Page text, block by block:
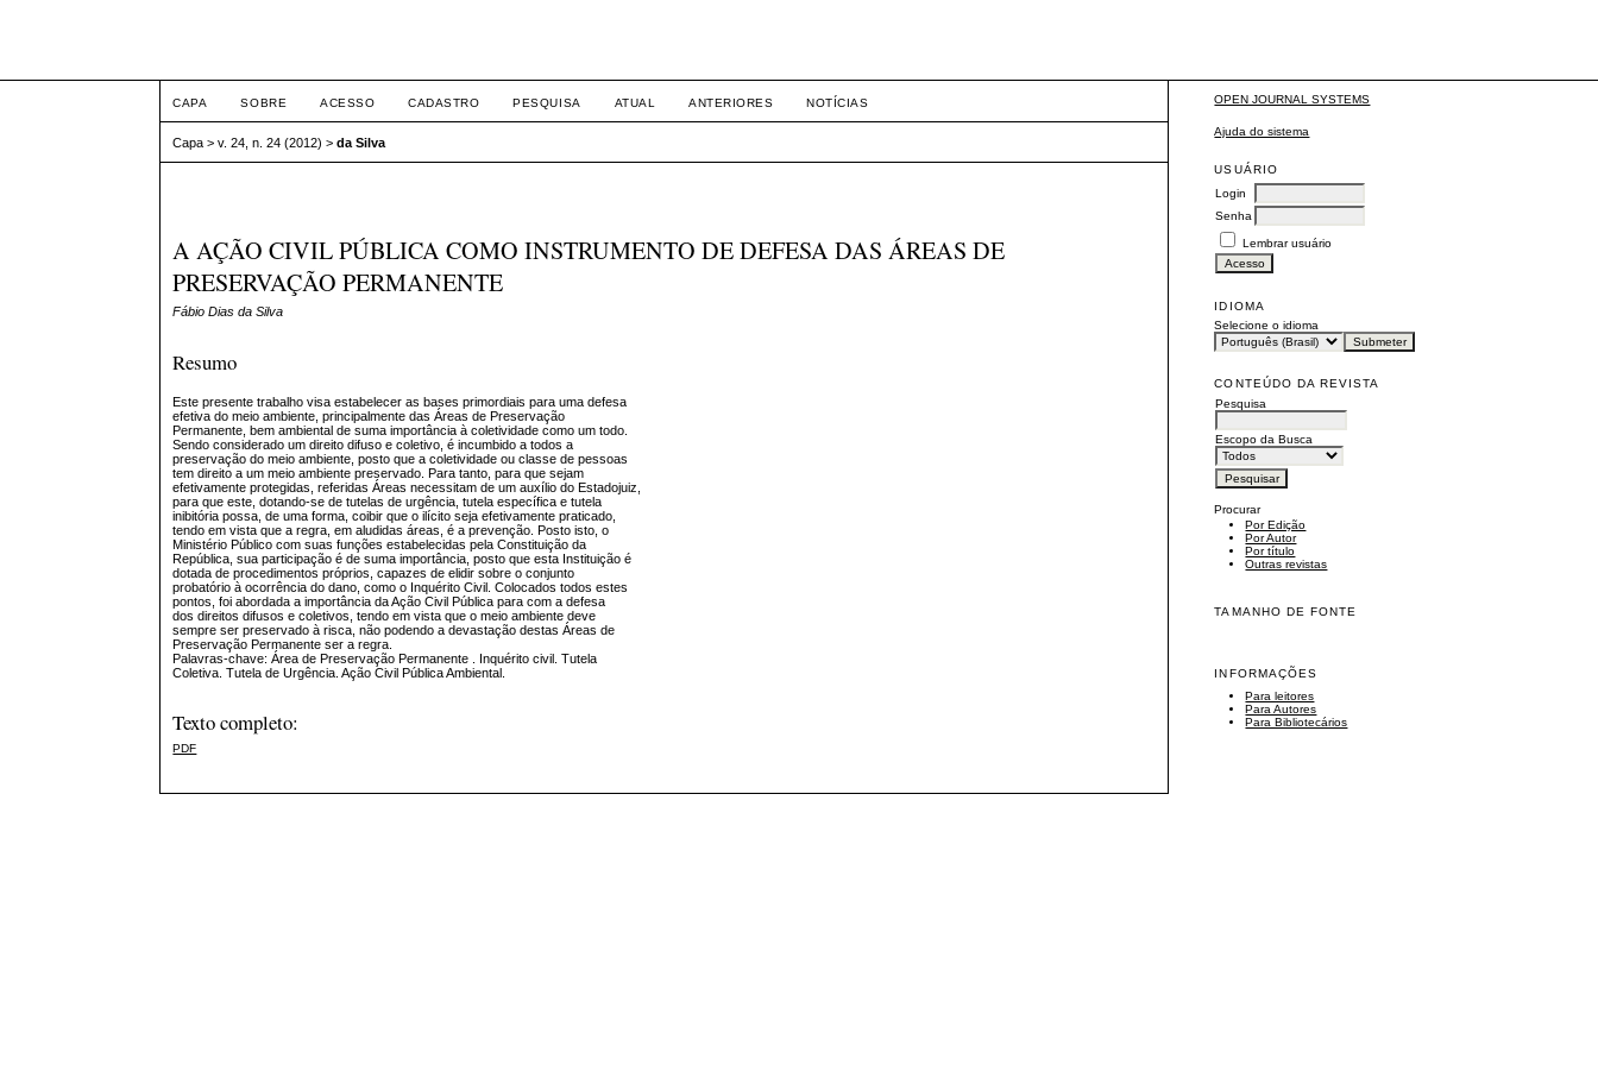
OPEN JOURNAL SYSTEMS
Ajuda do sistema
USUÁRIO
Login
Senha
Lembrar usuário
IDIOMA
Selecione o idioma
CONTEÚDO DA REVISTA
Pesquisa
Escopo da Busca
Procurar
Por Edição
Por Autor
Por título
Outras revistas
TAMANHO DE FONTE
INFORMAÇÕES
Para leitores
Para Autores
Para Bibliotecários
CAPA SOBRE ACESSO CADASTRO PESQUISA ATUAL ANTERIORES NOTÍCIAS
Capa >v. 24, n. 24 (2012) >da Silva
A AÇÃO CIVIL PÚBLICA COMO INSTRUMENTO DE DEFESA DAS ÁREAS DE
PRESERVAÇÃO PERMANENTE
Fábio Dias da Silva
Resumo
Este presente trabalho visa estabelecer as bases primordiais para uma defesa
efetiva do meio ambiente, principalmente das Áreas de Preservação
Permanente, bem ambiental de suma importância à coletividade como um todo.
Sendo considerado um direito difuso e coletivo, é incumbido a todos a
preservação do meio ambiente, posto que a coletividade ou classe de pessoas
tem direito a um meio ambiente preservado. Para tanto, para que sejam
efetivamente protegidas, referidas Áreas necessitam de um auxílio do Estadojuiz,
para que este, dotando-se de tutelas de urgência, tutela específica e tutela
inibitória possa, de uma forma, coibir que o ilícito seja efetivamente praticado,
tendo em vista que a regra, em aludidas áreas, é a prevenção. Posto isto, o
Ministério Público com suas funções estabelecidas pela Constituição da
República, sua participação é de suma importância, posto que esta Instituição é
dotada de procedimentos próprios, capazes de elidir sobre o conjunto
probatório à ocorrência do dano, como o Inquérito Civil. Colocados todos estes
pontos, foi abordada a importância da Ação Civil Pública para com a defesa
dos direitos difusos e coletivos, tendo em vista que o meio ambiente deve
sempre ser preservado à risca, não podendo a devastação destas Áreas de
Preservação Permanente ser a regra.
Palavras-chave: Área de Preservação Permanente . Inquérito civil. Tutela
Coletiva. Tutela de Urgência. Ação Civil Pública Ambiental.
Texto completo:
PDF